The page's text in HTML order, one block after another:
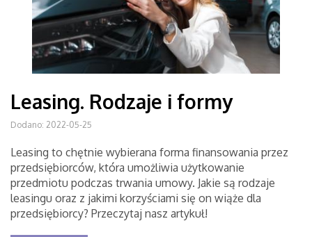
Leasing. Rodzaje i formy
Dodano: 2022-05-25
Leasing to chętnie wybierana forma finansowania przez
przedsiębiorców, która umożliwia użytkowanie
przedmiotu podczas trwania umowy. Jakie są rodzaje
leasingu oraz z jakimi korzyściami się on wiąże dla
przedsiębiorcy? Przeczytaj nasz artykuł!